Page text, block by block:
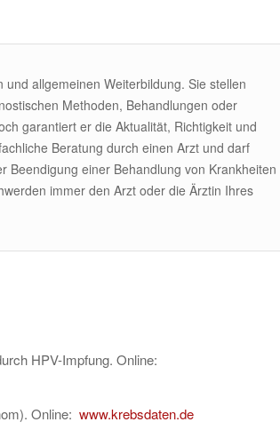
allgemeinen Weiterbildung. Sie stellen
Methoden, Behandlungen oder
garantiert er die Aktualität, Richtigkeit und
Beratung durch einen Arzt und darf
Beendigung einer Behandlung von Krankheiten
immer den Arzt oder die Ärztin Ihres
HPV-Impfung. Online:
Online: www.krebsdaten.de